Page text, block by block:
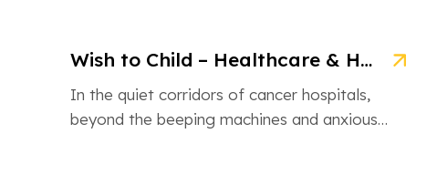
Wish to Child – Healthcare & Hope for Cancer Kids in Gujarat
In the quiet corridors of cancer hospitals,
beyond the beeping machines and anxious